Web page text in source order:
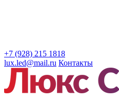
+7 (928) 215 1818
lux.led@mail.ru Контакты